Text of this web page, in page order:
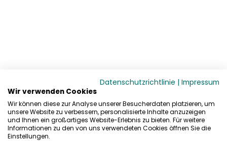
Datenschutzrichtlinie | Impressum
Wir verwenden Cookies
Wir können diese zur Analyse unserer Besucherdaten platzieren, um
unsere Website zu verbessern, personalisierte Inhalte anzuzeigen
und Ihnen ein großartiges Website-Erlebnis zu bieten. Für weitere
Informationen zu den von uns verwendeten Cookies öffnen Sie die
Einstellungen.